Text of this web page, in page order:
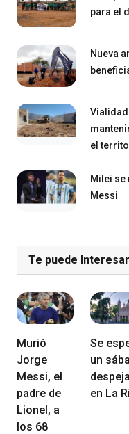
para el
Nueva
el
Milei
Messi
Te puede Interesar
Murió
Jorge
Messi, el
padre de
Lionel, a
los 68
Se
un
en La